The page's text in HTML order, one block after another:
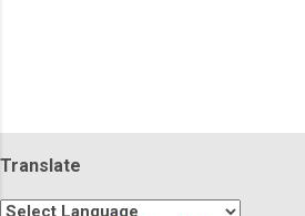
Translate